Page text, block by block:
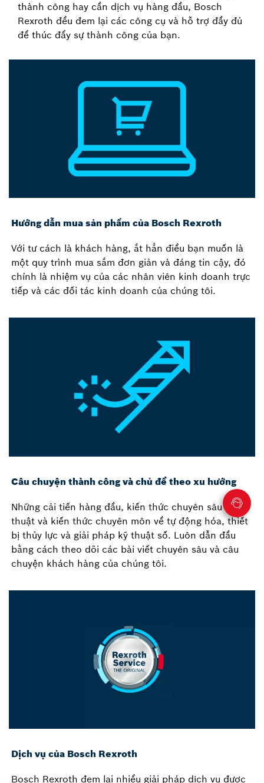
thành công hay cần dịch vụ hàng đầu, Bosch
Rexroth đều đem lại các công cụ và hỗ trợ đầy đủ
để thúc đẩy sự thành công của bạn.
Hướng dẫn mua sản phẩm của Bosch Rexroth
Với tư cách là khách hàng, ắt hẳn điều bạn muốn là
một quy trình mua sắm đơn giản và đáng tin cậy, đó
chính là nhiệm vụ của các nhân viên kinh doanh trực
tiếp và các đối tác kinh doanh của chúng tôi.
Câu chuyện thành công và chủ đề theo xu hướng
Những cải tiến hàng đầu, kiến thức chuyên sâu về kỹ
thuật và kiến ​​thức chuyên môn về tự động hóa, thiết
bị thủy lực và giải pháp kỹ thuật số. Luôn dẫn đầu
bằng cách theo dõi các bài viết chuyên sâu và câu
chuyện khách hàng của chúng tôi.
Dịch vụ của Bosch Rexroth
Bosch Rexroth đem lại nhiều giải pháp dịch vụ được